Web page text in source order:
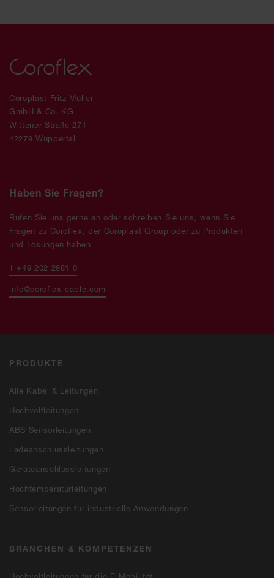
PRODUKTE
Alle Kabel & Leitungen
Hochvoltleitungen
ABS Sensorleitungen
Ladeanschlussleitungen
Geräteanschlussleitungen
Hochtemperaturleitungen
Sensorleitungen für industrielle Anwendungen
BRANCHEN & KOMPETENZEN
Coroplast Fritz Müller
GmbH & Co. KG
Wittener Straße 271
42279 Wuppertal
Haben Sie Fragen?
Rufen Sie uns gerne an oder schreiben Sie uns, wenn Sie
Fragen zu Coroflex, der Coroplast Group oder zu Produkten
und Lösungen haben.
T +49 202 2681 0
info@coroflex-cable.com